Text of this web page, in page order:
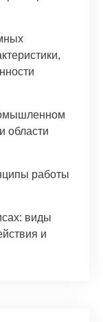
области
работы
виды
и